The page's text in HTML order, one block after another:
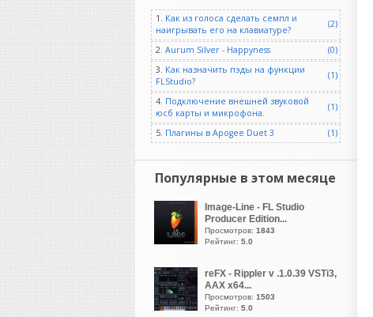
коллега, всегда все надо
потом допиливать ручками.
Но в моих случаях один и
тот же стем призма
распознавала лучше, чем
даже суновский платный
штатный преобразователь
(он вообще довольно
кривой, кстати). А вот
чистые партии призма
берет вообще влёт, лучше
я просто делюсь опытом, а
вы уже сами подбирайте
под себя, что удобнее.
NewYork4017
написал 07.08.2026 в10:16
раздайте пожалуйста
1. Как из голоса сделать семпл и
наигрывать его на клавиатуре?
(2)
2. Aurum Silver - Happyness
(0)
3. Как назначить пэды на функции
FLStudio?
(1)
4. Подключение внешней звуковой
юсб карты и микрофона.
(1)
5. Плагины в Apogee Duet 3 (1)
Популярные в этом месяце
Image-Line - FL Studio
Producer Edition...
Просмотров: 1843
Рейтинг: 5.0
reFX - Rippler v .1.0.39 VSTi3,
AAX x64...
Просмотров: 1503
Рейтинг: 5.0